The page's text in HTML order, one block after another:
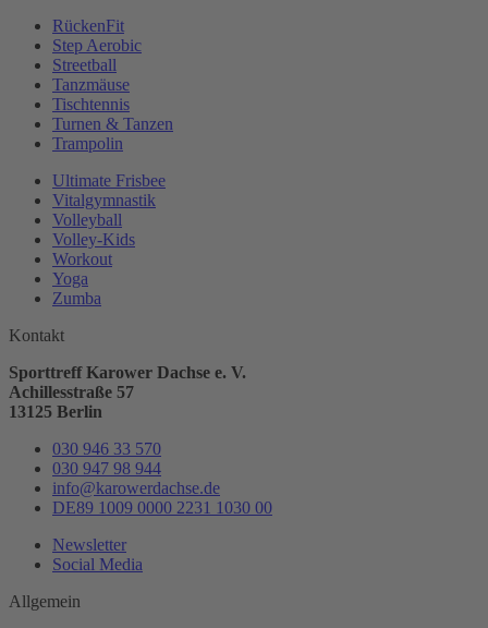
RückenFit
Step Aerobic
Streetball
Tanzmäuse
Tischtennis
Turnen & Tanzen
Trampolin
Ultimate Frisbee
Vitalgymnastik
Volleyball
Volley-Kids
Workout
Yoga
Zumba
Kontakt
Sporttreff Karower Dachse e. V.
Achillesstraße 57
13125 Berlin
030 946 33 570
030 947 98 944
info@karowerdachse.de
DE89 1009 0000 2231 1030 00
Newsletter
Social Media
Allgemein